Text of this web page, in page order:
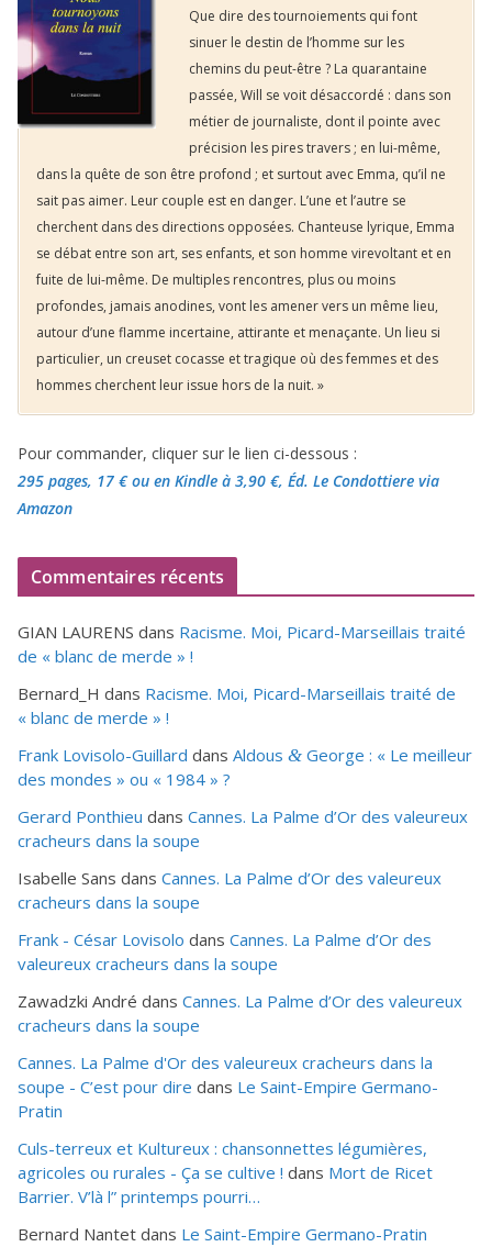
Que dire des tournoiements qui font
sinuer le destin de l’homme sur les
chemins du peut-être ? La quarantaine
passée, Will se voit désaccordé : dans son
métier de journaliste, dont il pointe avec
précision les pires travers ; en lui-même,
dans la quête de son être profond ; et surtout avec Emma, qu’il ne
sait pas aimer. Leur couple est en danger. L’une et l’autre se
cherchent dans des directions opposées. Chanteuse lyrique, Emma
se débat entre son art, ses enfants, et son homme virevoltant et en
fuite de lui-même. De multiples rencontres, plus ou moins
profondes, jamais anodines, vont les amener vers un même lieu,
autour d’une flamme incertaine, attirante et menaçante. Un lieu si
particulier, un creuset cocasse et tragique où des femmes et des
hommes cherchent leur issue hors de la nuit. »
Pour commander, cliquer sur le lien ci-dessous :
295 pages, 17 €ou en Kindle à 3,90 €, Éd. Le Condottiere via
Amazon
Commentaires récents
GIAN LAURENS dans Racisme. Moi, Picard-Marseillais traité
de « blanc de merde » !
Bernard_H dans Racisme. Moi, Picard-Marseillais traité de
« blanc de merde » !
Frank Lovisolo-Guillard dans Aldous & George : « Le meilleur
des mondes » ou « 1984 » ?
Gerard Ponthieu dans Cannes. La Palme d’Or des valeureux
cracheurs dans la soupe
Isabelle Sans dans Cannes. La Palme d’Or des valeureux
cracheurs dans la soupe
Frank - César Lovisolo dans Cannes. La Palme d’Or des
valeureux cracheurs dans la soupe
Zawadzki André dans Cannes. La Palme d’Or des valeureux
cracheurs dans la soupe
Cannes. La Palme d'Or des valeureux cracheurs dans la
soupe - C’est pour dire dans Le Saint-Empire Germano-
Pratin
Culs-terreux et Kultureux : chansonnettes légumières,
agricoles ou rurales - Ça se cultive ! dans Mort de Ricet
Barrier. V’là l” printemps pourri…
Bernard Nantet dans Le Saint-Empire Germano-Pratin